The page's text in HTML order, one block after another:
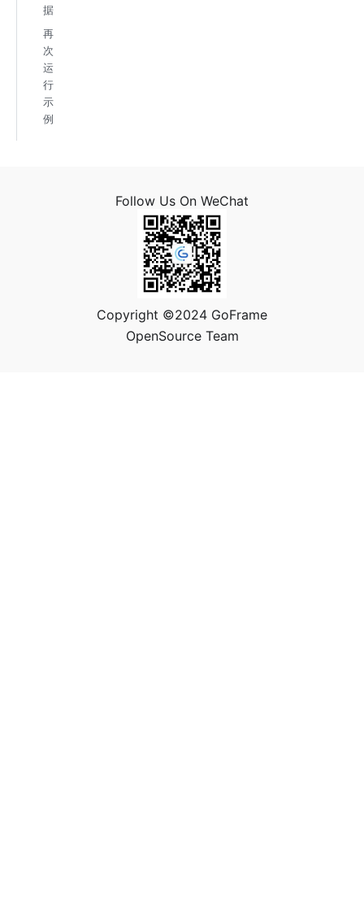
据
再
次
运
行
示
例
Follow Us On WeChat
Copyright ©2024 GoFrame
OpenSource Team